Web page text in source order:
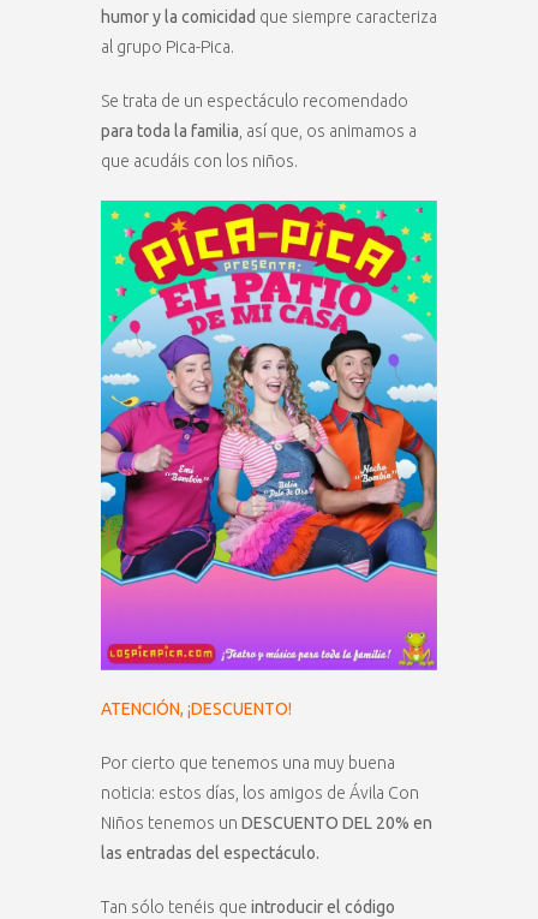
humor y la comicidad que siempre caracteriza
al grupo Pica-Pica.
Se trata de un espectáculo recomendado
para toda la familia , así que, os animamos a
que acudáis con los niños.
ATENCIÓN, ¡DESCUENTO!
Por cierto que tenemos una muy buena
noticia: estos días, los amigos de Ávila Con
Niños tenemos un DESCUENTO DEL 20% en
las entradas del espectáculo.
Tan sólo tenéis que introducir el código